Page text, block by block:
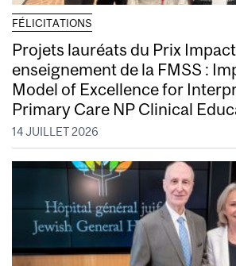
FÉLICITATIONS
Projets lauréats du Prix
enseignement de la FMSS :
Model of Excellence for
Primary Care NP Clinical
14 JUILLET 2026